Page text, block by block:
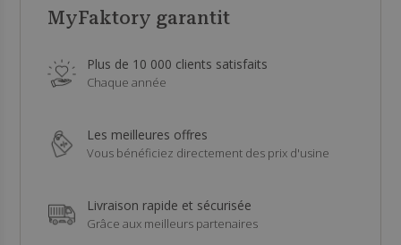
MyFaktory garantit
Plus de 10 000 clients satisfaits
Chaque année
Les meilleures offres
Vous bénéficiez directement des prix d'usine
Livraison rapide et sécurisée
Grâce aux meilleurs partenaires